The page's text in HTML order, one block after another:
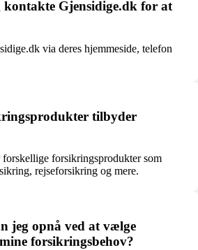
Gjensidige.dk for at
via deres hjemmeside, telefon
tilbyder
forsikringsprodukter som
rejseforsikring og mere.
jeg opnå ved at vælge
forsikringsbehov?